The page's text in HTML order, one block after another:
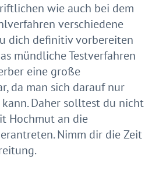
wie auch bei dem
verschiedene
dich definitiv vorbereiten
mündliche Testverfahren
eine große
da man sich darauf nur
Daher solltest du nicht
Hochmut an die
Nimm dir die Zeit